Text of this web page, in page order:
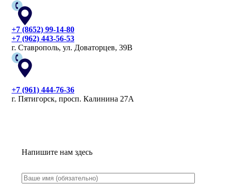
+7 (8652) 99-14-80
+7 (962) 443-56-53
г. Ставрополь, ул. Доваторцев, 39В
+7 (961) 444-76-36
г. Пятигорск, просп. Калинина 27А
Напишите нам здесь